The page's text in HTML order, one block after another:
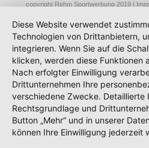
copyright Rehm Sportwerbung 2019 |
Diese Website verwendet
Technologien von Drittanbietern,
integrieren. Wenn Sie auf die
klicken, werden diese Funktionen
Nach erfolgter Einwilligung
Drittunternehmen Ihre
verschiedene Zwecke. Detaillierte
Rechtsgrundlage und
Button „Mehr“ und in unserer
können Ihre Einwilligung jederzeit